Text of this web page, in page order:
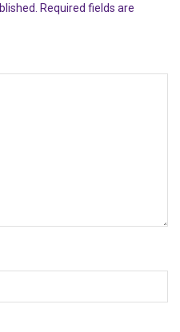
Required fields are